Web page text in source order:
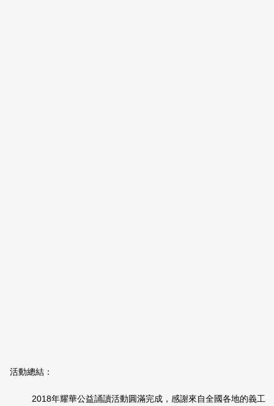
活動總結：
2018年耀華公益誦讀活動圓滿完成，感謝來自全國各地的義工